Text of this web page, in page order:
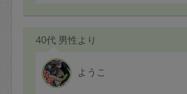
40代 男性より
ようこ